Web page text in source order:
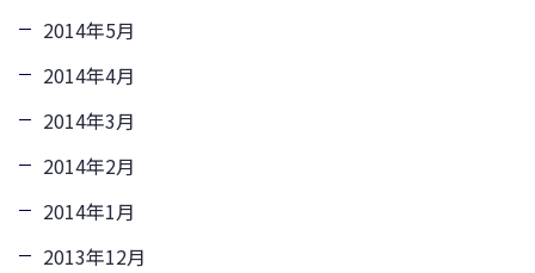
2014年5月
2014年4月
2014年3月
2014年2月
2014年1月
2013年12月